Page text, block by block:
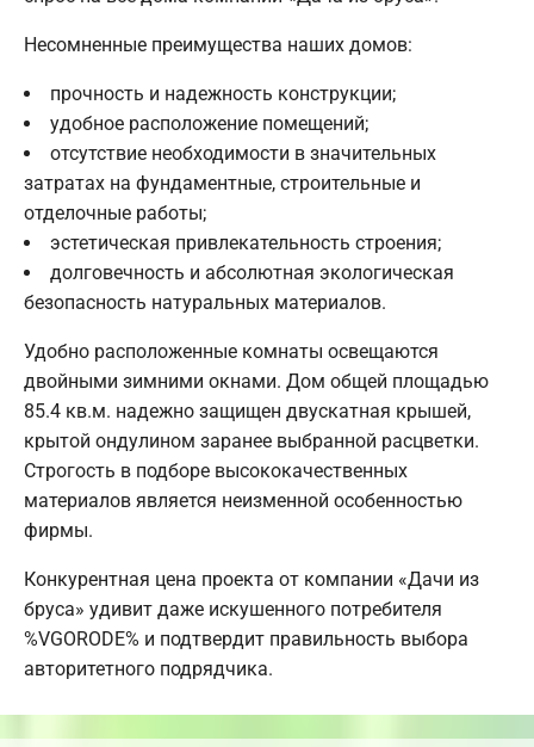
Несомненные преимущества наших домов:
прочность и надежность конструкции;
удобное расположение помещений;
отсутствие необходимости в значительных
затратах на фундаментные, строительные и
отделочные работы;
эстетическая привлекательность строения;
долговечность и абсолютная экологическая
безопасность натуральных материалов.
Удобно расположенные комнаты освещаются
двойными зимними окнами. Дом общей площадью
85.4 кв.м. надежно защищен двускатная крышей,
крытой ондулином заранее выбранной расцветки.
Строгость в подборе высококачественных
материалов является неизменной особенностью
фирмы.
Конкурентная цена проекта от компании «Дачи из
бруса» удивит даже искушенного потребителя
%VGORODE% и подтвердит правильность выбора
авторитетного подрядчика.